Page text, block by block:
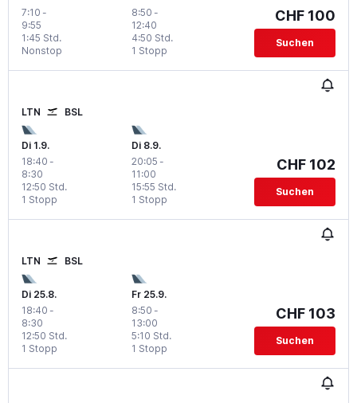
7:10 -
9:55
Nonstop
1:45 Std.
8:50 -
12:40
1 Stopp
4:50 Std.
CHF 100
Suchen
LTN BSL
Di 1.9.
18:40 -
8:30
1 Stopp
12:50 Std.
Di 8.9.
20:05 -
11:00
1 Stopp
15:55 Std.
CHF 102
Suchen
LTN BSL
Di 25.8.
18:40 -
8:30
1 Stopp
12:50 Std.
Fr 25.9.
8:50 -
13:00
1 Stopp
5:10 Std.
CHF 103
Suchen